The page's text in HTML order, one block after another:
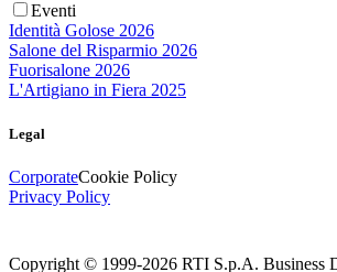
Eventi
Identità Golose 2026
Salone del Risparmio 2026
Fuorisalone 2026
L'Artigiano in Fiera 2025
Legal
CorporateCookie Policy
Privacy Policy
Copyright © 1999-2026 RTI S.p.A. Business